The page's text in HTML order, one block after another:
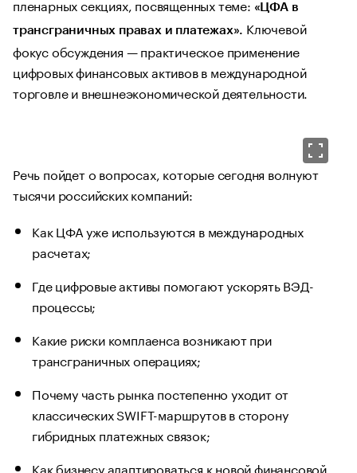
пленарных секциях, посвященных теме: «ЦФА в
трансграничных правах и платежах». Ключевой
фокус обсуждения — практическое применение
цифровых финансовых активов в международной
торговле и внешнеэкономической деятельности.
Речь пойдет о вопросах, которые сегодня волнуют
тысячи российских компаний:
Как ЦФА уже используются в международных
расчетах;
Где цифровые активы помогают ускорять ВЭД-
процессы;
Какие риски комплаенса возникают при
трансграничных операциях;
Почему часть рынка постепенно уходит от
классических SWIFT-маршрутов в сторону
гибридных платежных связок;
Как бизнесу адаптироваться к новой финансовой